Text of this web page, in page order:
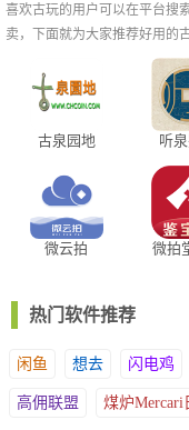
新人福利：华夏收藏新
美古玩礼品一份；
怎么开店
华夏收藏怎么开店？该
可以直接在软件上操作
1、在我的页面中点击
2、点击立即开店按钮；
喜欢古玩的用户可以在平台搜
卖，下面就为大家推荐好用的
古泉园地
听
微云拍
微拍
热门软件推荐
闲鱼 想去 闪电鸡
高佣联盟 煤炉Mercari